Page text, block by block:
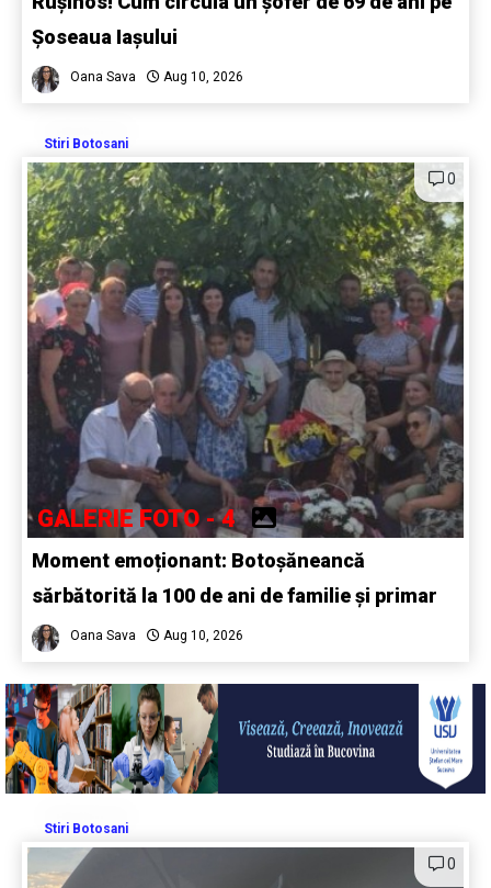
Șoseaua Iașului
Oana Sava Aug 10, 2026
Stiri Botosani
0
GALERIE FOTO - 4
Moment emoționant: Botoșăneancă
sărbătorită la 100 de ani de familie și primar
Oana Sava Aug 10, 2026
Stiri Botosani
0